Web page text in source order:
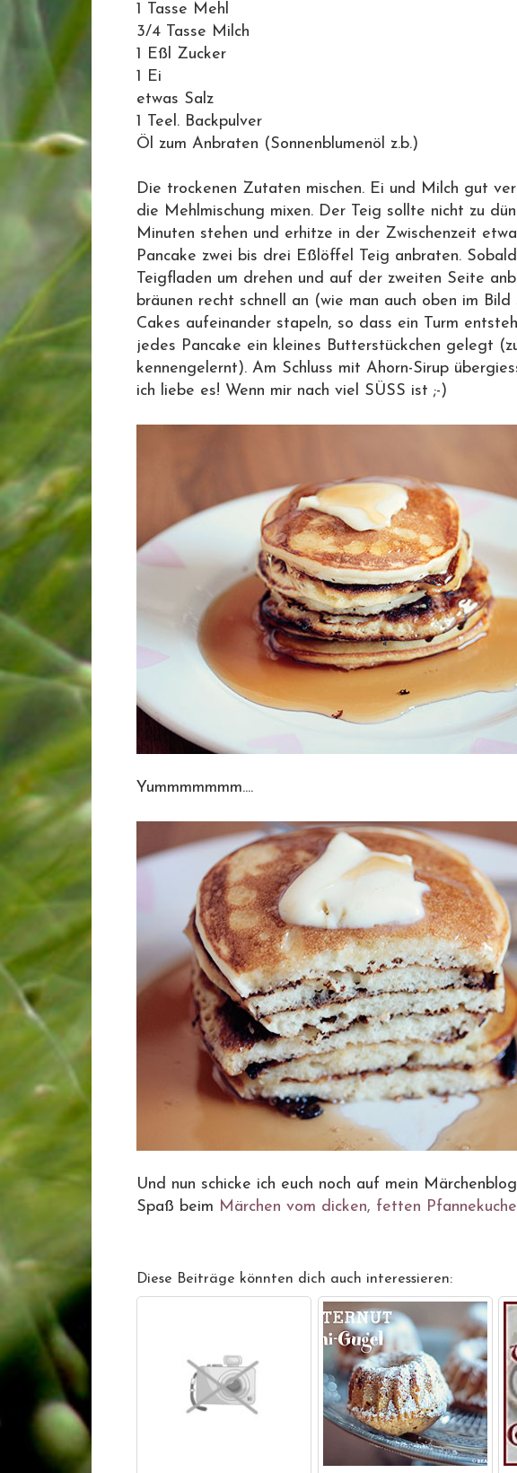
1 Tasse Mehl
3/4 Tasse Milch
1 Eßl Zucker
1 Ei
etwas Salz
1 Teel. Backpulver
Öl zum Anbraten (Sonnenblumenöl z.b.)
Die trockenen Zutaten mischen. Ei und Milch gut
die Mehlmischung mixen. Der Teig sollte nicht zu
Minuten stehen und erhitze in der Zwischenzeit
Pancake zwei bis drei Eßlöffel Teig anbraten.
Teigfladen um drehen und auf der zweiten Seite
bräunen recht schnell an (wie man auch oben im
Cakes aufeinander stapeln, so dass ein Turm
jedes Pancake ein kleines Butterstückchen gelegt
kennengelernt). Am Schluss mit Ahorn-Sirup
ich liebe es! Wenn mir nach viel SÜSS ist ;-)
Yummmmmmm....
Und nun schicke ich euch noch auf mein
Spaß beim Märchen vom dicken, fetten
Diese Beiträge könnten dich auch interessieren: